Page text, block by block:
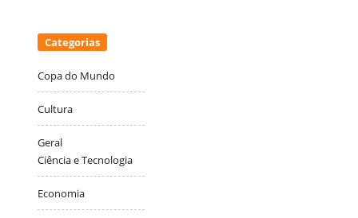
Categorias
Copa do Mundo
Cultura
Geral
Ciência e Tecnologia
Economia